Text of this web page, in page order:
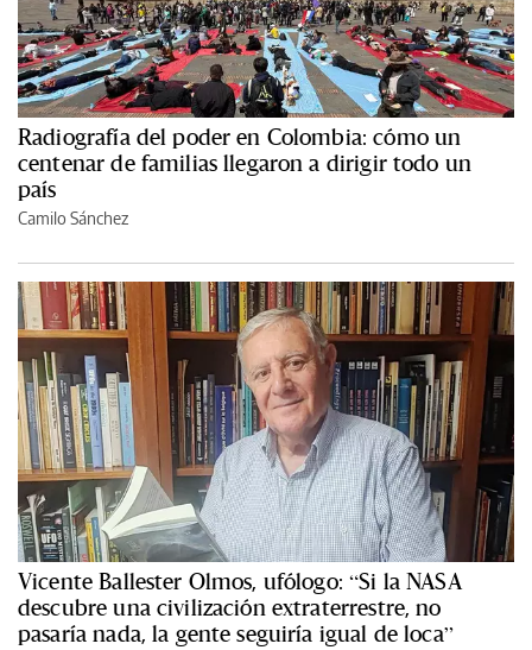
Radiografía del poder en Colombia: cómo un
centenar de familias llegaron a dirigir todo un
país
Camilo Sánchez
Vicente Ballester Olmos, ufólogo: “Si la NASA
descubre una civilización extraterrestre, no
pasaría nada, la gente seguiría igual de loca”